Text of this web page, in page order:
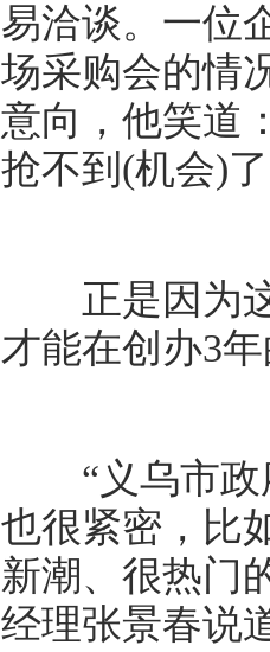
易洽谈。一位
场采购会的情
意向，他笑道
抢不到(机会)
正是因为这
才能在创办3
“义乌市政
也很紧密，比
新潮、很热门
经理张景春说